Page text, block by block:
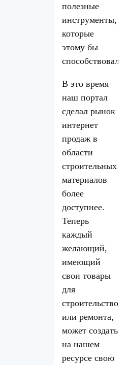
полезные
инструменты,
которые
этому бы
способствовали.
В это время
наш портал
сделал рынок
интернет
продаж в
области
строительных
материалов
более
доступнее.
Теперь
каждый
желающий,
имеющий
свои товары
для
строительство
или ремонта,
может создать
на нашем
ресурсе свою